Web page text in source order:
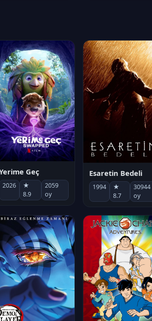
Geç
2026
★
8.9
2059
oy
Esaretin Bedeli
1994
★
8.7
30944
oy